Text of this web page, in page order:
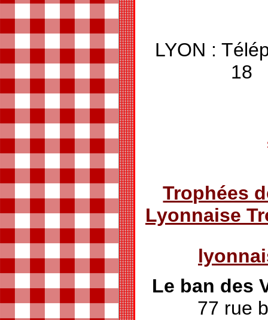
LYON :
Trophées
Lyonnaise
Le ban des
77 rue